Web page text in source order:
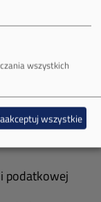
podatkowej
wszystkich
wszystkie